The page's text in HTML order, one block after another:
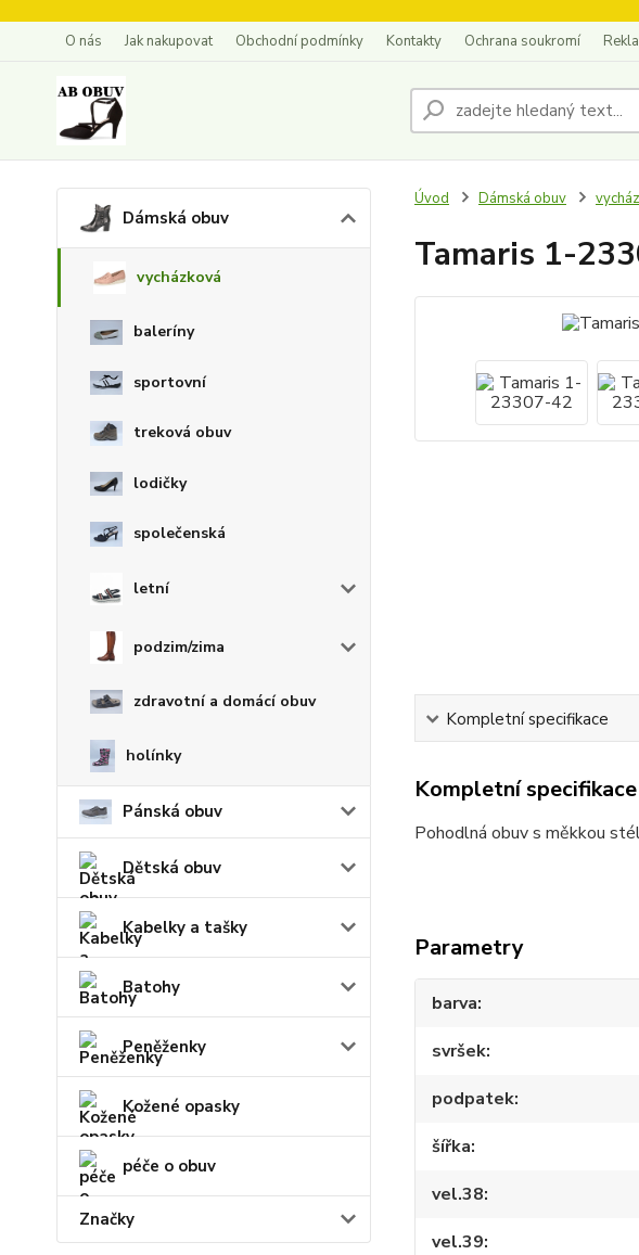
O nás Jak nakupovat Obchodní podmínky Kontakty Ochrana soukromí
Dámská obuv
vycházková
baleríny
sportovní
treková obuv
lodičky
společenská
letní
podzim/zima
zdravotní a domácí obuv
holínky
Pánská obuv
Dětská obuv
Kabelky a tašky
Batohy
Peněženky
Kožené opasky
péče o obuv
Značky
Úvod Dámská obuv
Tamaris 1-
Kompletní specifikace
Kompletní specifikace
Pohodlná obuv s měkkou
Parametry
barva
svršek
podpatek
šířka
vel.38
vel.39